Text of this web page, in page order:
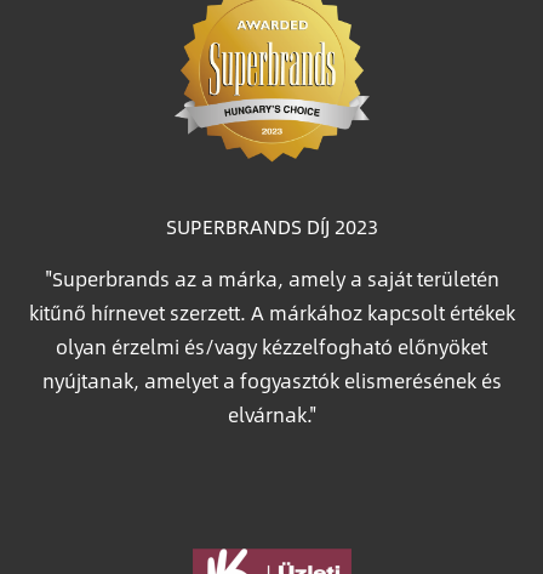
SUPERBRANDS DÍJ 2023
"Superbrands az a márka, amely a saját területén
kitűnő hírnevet szerzett. A márkához kapcsolt értékek
olyan érzelmi és/vagy kézzelfogható előnyöket
nyújtanak, amelyet a fogyasztók elismerésének és
elvárnak."